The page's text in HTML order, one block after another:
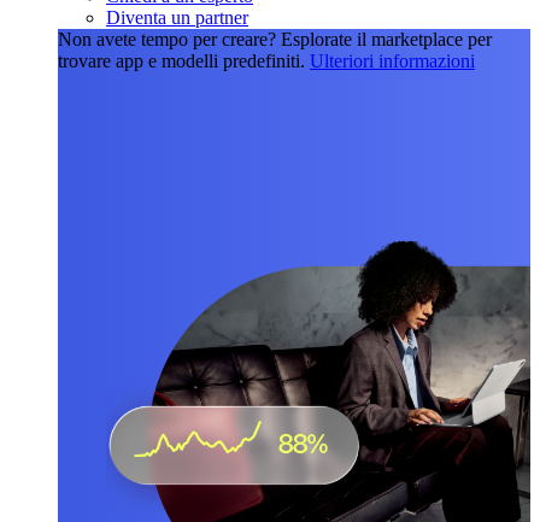
Diventa un partner
Non avete tempo per creare? Esplorate il marketplace per
trovare app e modelli predefiniti. Ulteriori informazioni